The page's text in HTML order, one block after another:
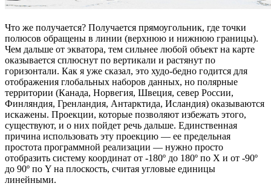
Что же получается? Получается прямоугольник, где точки
полюсов обращены в линии (верхнюю и нижнюю границы).
Чем дальше от экватора, тем сильнее любой объект на карте
оказывается сплюснут по вертикали и растянут по
горизонтали. Как я уже сказал, это худо-бедно годится для
отображения глобальных наборов данных, но полярные
территории (Канада, Норвегия, Швеция, север России,
Финляндия, Гренландия, Антарктида, Исландия) оказываются
искажены. Проекции, которые позволяют избежать этого,
существуют, и о них пойдет речь дальше. Единственная
причина использовать эту проекцию — ее предельная
простота программной реализации — нужно просто
отобразить систему координат от -180º до 180º по X и от -90º
до 90º по Y на плоскость, считая угловые единицы
линейными.